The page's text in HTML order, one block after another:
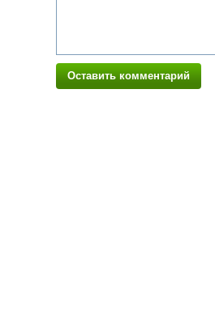
Оставить комментарий